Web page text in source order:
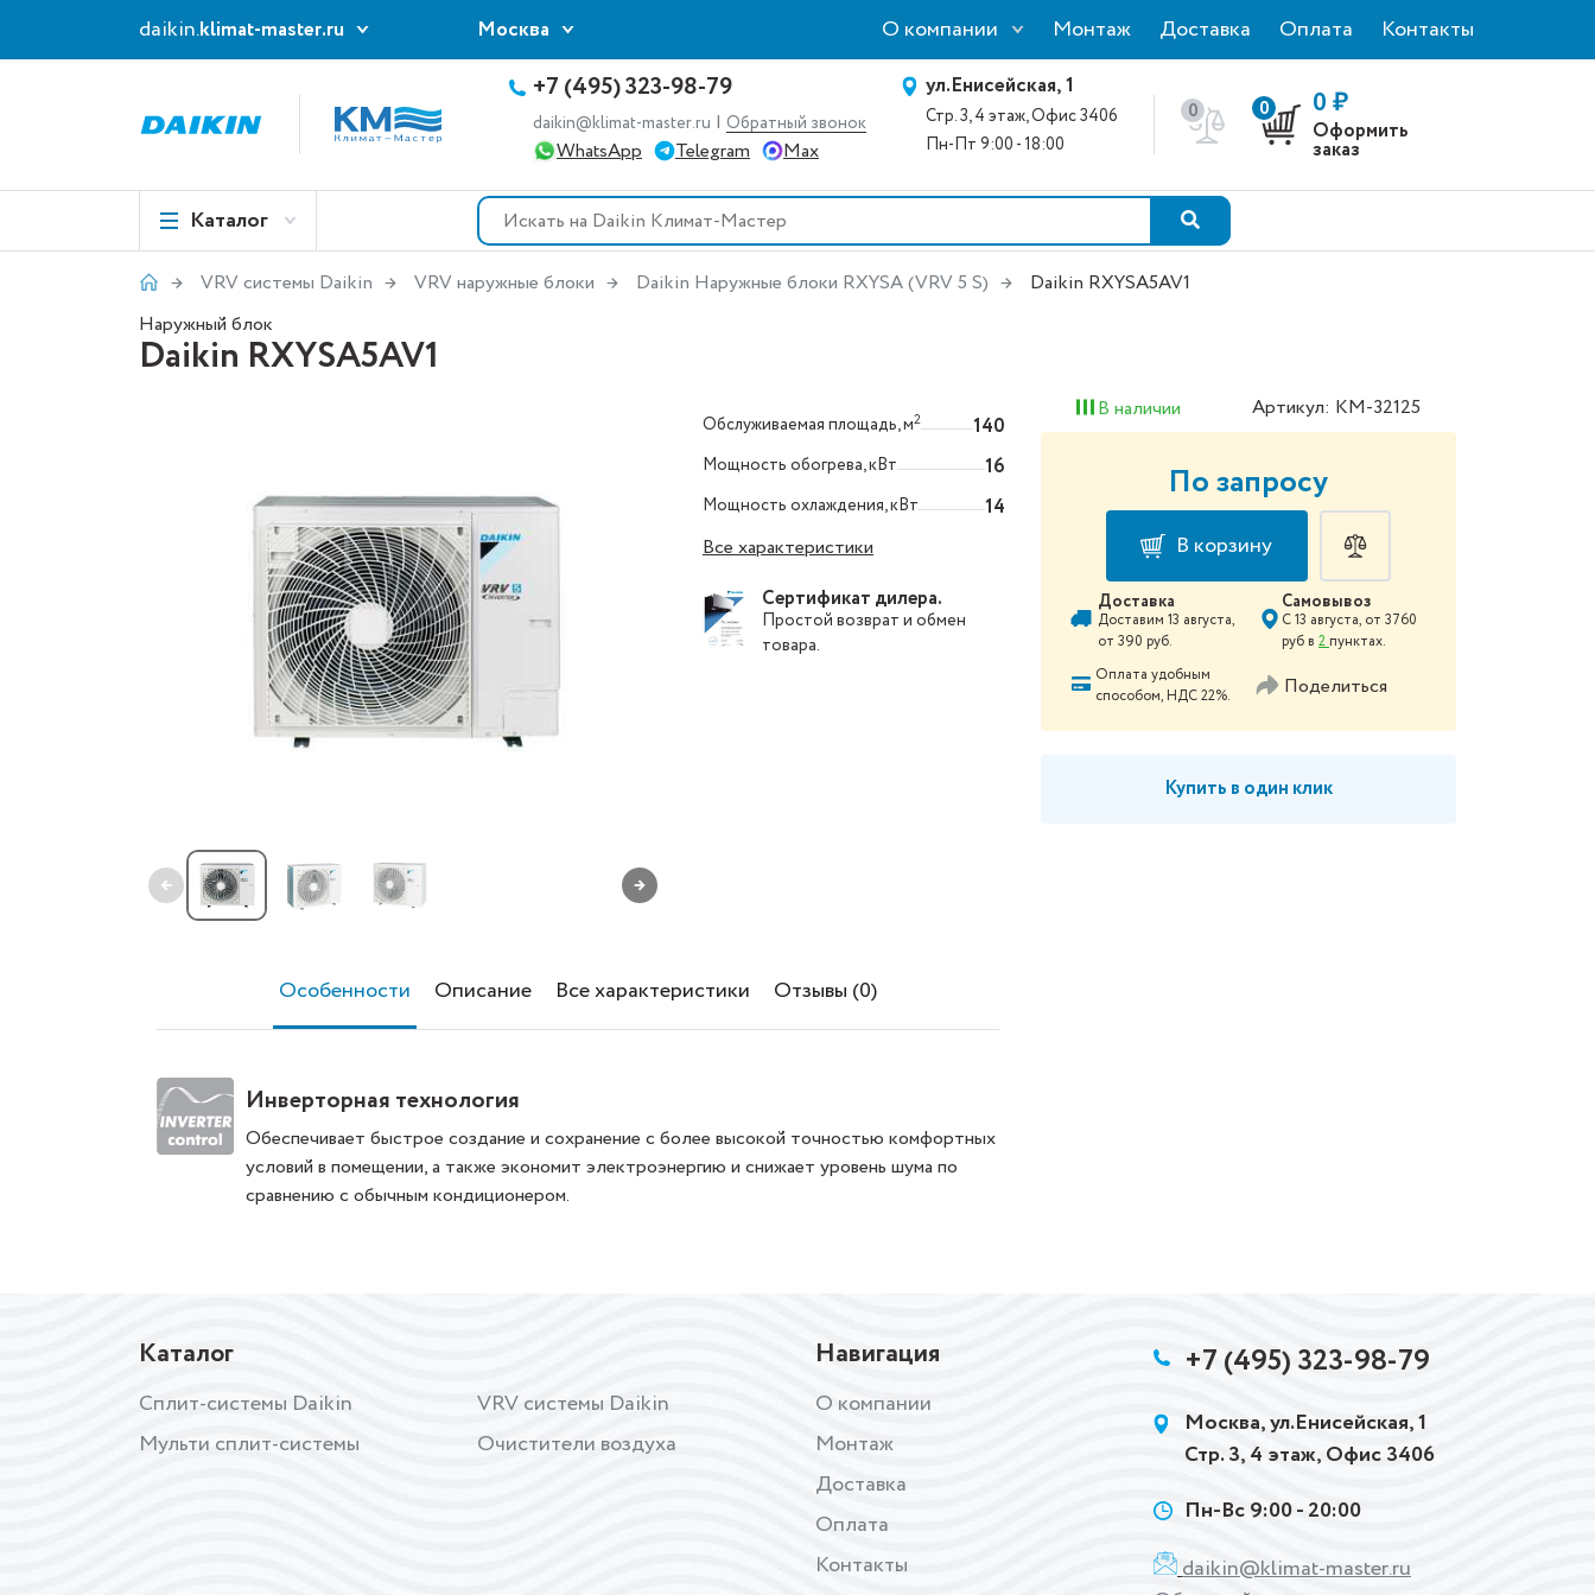
daikin.klimat-master.ru Москва О компании Монтаж Доставка Оплата Контакты
+7 (495) 323-98-79
daikin@klimat-master.ru | Обратный звонок
WhatsApp Telegram Max
ул.Енисейская, 1
Стр. 3, 4 этаж, Офис 3406
Пн-Пт 9:00 - 18:00
0 0 0 ₽
Оформить
заказ
Каталог
VRV системы Daikin VRV наружные блоки Daikin Наружные блоки RXYSA (VRV 5 S)
Daikin RXYSA5AV1
Наружный блок
Daikin RXYSA5AV1
← →
Обслуживаемая площадь, м2 140
Мощность обогрева, кВт 16
Мощность охлаждения, кВт
14
Все характеристики
Сертификат дилера.
Простой возврат и обмен
товара.
В наличии Артикул: КМ-32125
По запросу
В корзину
Доставка
Доставим 13 августа,
от 390 руб.
Самовывоз
С13 августа, от 3760
руб в 2 пунктах.
Оплата удобным
способом, НДС 22%.
Поделиться
Купить в один клик
Особенности Описание Все характеристики Отзывы (0)
Инверторная технология
Обеспечивает быстрое создание и сохранение с более высокой точностью комфортных
условий в помещении, а также экономит электроэнергию и снижает уровень шума по
сравнению с обычным кондиционером.
Каталог
Сплит-системы Daikin
Мульти сплит-системы
VRV системы Daikin
Очистители воздуха
Навигация
О компании
Монтаж
Доставка
Оплата
Контакты
+7 (495) 323-98-79
Москва, ул.Енисейская, 1
Стр. 3, 4 этаж, Офис 3406
Пн-Вс 9:00 - 20:00
daikin@klimat-master.ru